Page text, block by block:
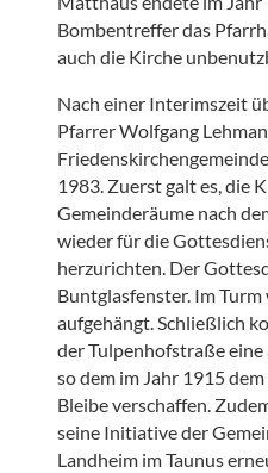
Bombentreffer das
auch die Kirche
Nach einer Interimszeit
Pfarrer Wolfgang
1983. Zuerst galt es, die
Gemeinderäume nach
wieder für die
herzurichten. Der
Buntglasfenster. Im
aufgehängt. Schließlich
der Tulpenhofstraße
so dem im Jahr 1915
Bleibe verschaffen.
seine Initiative der
Landheim im Taunus